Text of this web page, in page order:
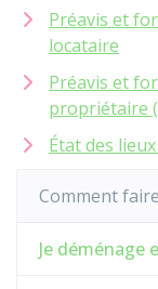
Préavis et
locataire
Préavis et
propriétaire
État des
Comment
Je déménage